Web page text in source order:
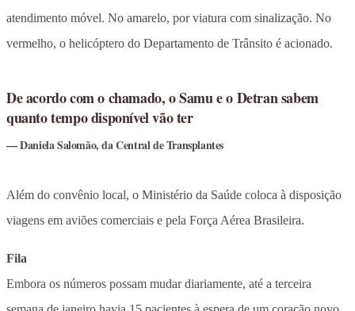
atendimento móvel. No amarelo, por viatura com sinalização. No
vermelho, o helicóptero do Departamento de Trânsito é acionado.
De acordo com o chamado, o Samu e o Detran sabem
quanto tempo disponível vão ter
Daniela Salomão, da Central de Transplantes
Além do convênio local, o Ministério da Saúde coloca à disposição
viagens em aviões comerciais e pela Força Aérea Brasileira.
Fila
Embora os números possam mudar diariamente, até a terceira